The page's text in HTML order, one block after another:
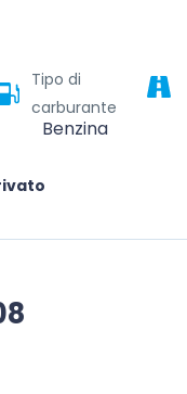
Tipo di
carburante
Benzina